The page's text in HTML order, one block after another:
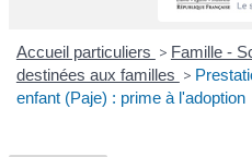
Accueil particuliers > Famille -
destinées aux familles >
enfant (Paje) : prime à l'adoption